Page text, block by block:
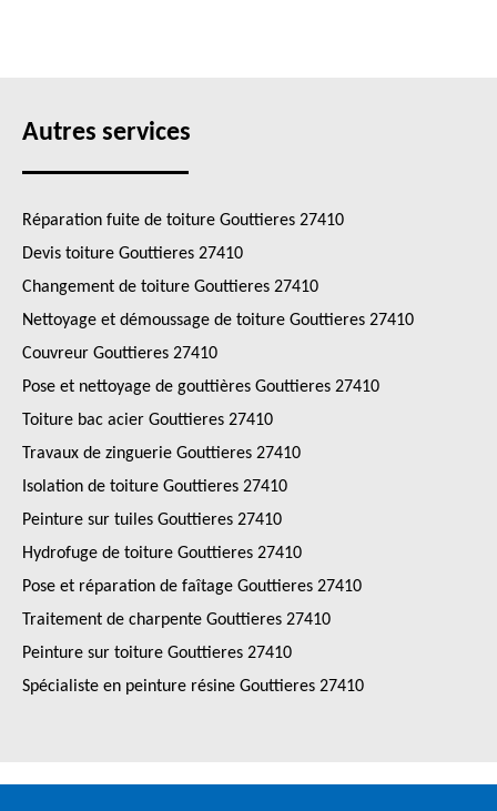
Autres services
Réparation fuite de toiture Gouttieres 27410
Devis toiture Gouttieres 27410
Changement de toiture Gouttieres 27410
Nettoyage et démoussage de toiture Gouttieres 27410
Couvreur Gouttieres 27410
Pose et nettoyage de gouttières Gouttieres 27410
Toiture bac acier Gouttieres 27410
Travaux de zinguerie Gouttieres 27410
Isolation de toiture Gouttieres 27410
Peinture sur tuiles Gouttieres 27410
Hydrofuge de toiture Gouttieres 27410
Pose et réparation de faîtage Gouttieres 27410
Traitement de charpente Gouttieres 27410
Peinture sur toiture Gouttieres 27410
Spécialiste en peinture résine Gouttieres 27410